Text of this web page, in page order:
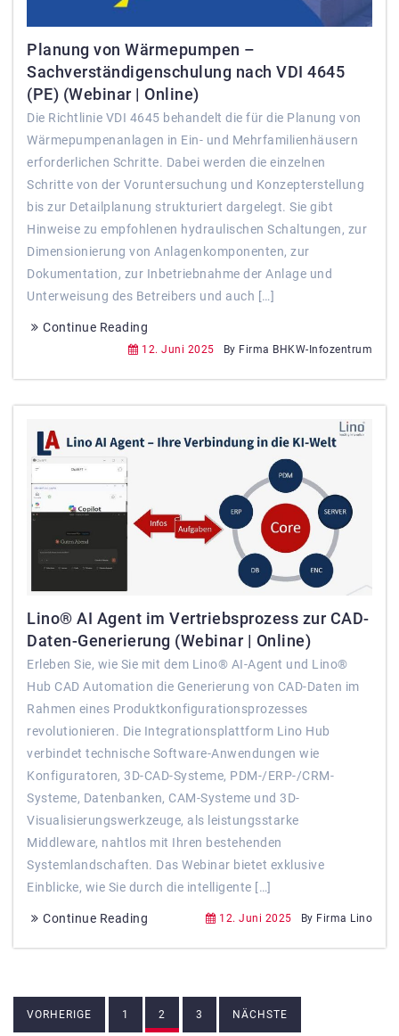
Planung von Wärmepumpen –
Sachverständigenschulung nach VDI 4645
(PE) (Webinar | Online)
Die Richtlinie VDI 4645 behandelt die für die Planung von
Wärmepumpenanlagen in Ein- und Mehrfamilienhäusern
erforderlichen Schritte. Dabei werden die einzelnen
Schritte von der Voruntersuchung und Konzepterstellung
bis zur Detailplanung strukturiert dargelegt. Sie gibt
Hinweise zu empfohlenen hydraulischen Schaltungen, zur
Dimensionierung von Anlagenkomponenten, zur
Dokumentation, zur Inbetriebnahme der Anlage und
Unterweisung des Betreibers und auch […]
Continue Reading
12. Juni 2025 By Firma BHKW-Infozentrum
Lino® AI Agent im Vertriebsprozess zur CAD-
Daten-Generierung (Webinar | Online)
Erleben Sie, wie Sie mit dem Lino® AI-Agent und Lino®
Hub CAD Automation die Generierung von CAD-Daten im
Rahmen eines Produktkonfigurationsprozesses
revolutionieren. Die Integrationsplattform Lino Hub
verbindet technische Software-Anwendungen wie
Konfiguratoren, 3D-CAD-Systeme, PDM-/ERP-/CRM-
Systeme, Datenbanken, CAM-Systeme und 3D-
Visualisierungswerkzeuge, als leistungsstarke
Middleware, nahtlos mit Ihren bestehenden
Systemlandschaften. Das Webinar bietet exklusive
Einblicke, wie Sie durch die intelligente […]
Continue Reading 12. Juni 2025 By Firma Lino
Beitragsnavigation
VORHERIGE 1 2 3 NÄCHSTE